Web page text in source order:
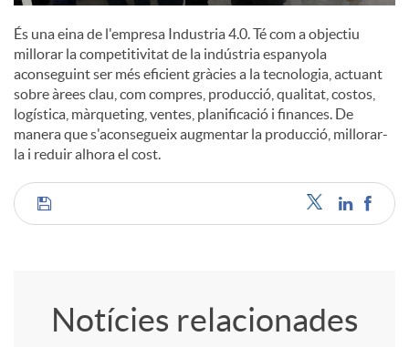
És una eina de l'empresa Industria 4.0. Té com a objectiu
millorar la competitivitat de la indústria espanyola
aconseguint ser més eficient gràcies a la tecnologia, actuant
sobre àrees clau, com compres, producció, qualitat, costos,
logística, màrqueting, ventes, planificació i finances. De
manera que s'aconsegueix augmentar la producció, millorar-
la i reduir alhora el cost.
C
Notícies relacionades